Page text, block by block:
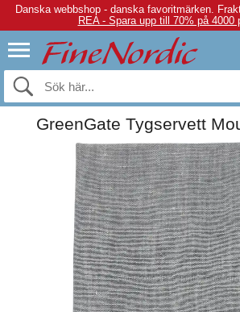
Danska webbshop - danska favoritmärken.
REA - Spara upp till 70% på 4000
GreenGate Tygservett